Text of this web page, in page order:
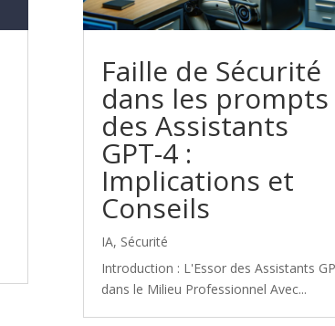
Faille de Sécurité
dans les prompts
des Assistants
GPT-4 :
Implications et
Conseils
IA, Sécurité
Introduction : L'Essor des Assistants
dans le Milieu Professionnel Avec...